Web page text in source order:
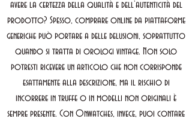
avere la certezza della qualità e dell’autenticità del
prodotto? Spesso, comprare online da piattaforme
generiche può portare a delle delusioni, soprattutto
quando si tratta di orologi vintage. Non solo
potresti ricevere un articolo che non corrisponde
esattamente alla descrizione, ma il rischio di
incorrere in truffe o in modelli non originali è
sempre presente. Con Onwatches, invece, puoi contare